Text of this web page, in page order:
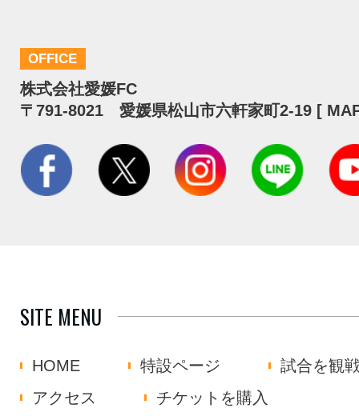
OFFICE
株式会社愛媛FC
〒791-8021 愛媛県松山市六軒家町2-19 [
SITE MENU
HOME 特設ページ
試合を観
アクセス
チケットを購入